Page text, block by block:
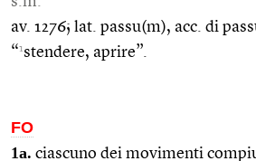
av. 1276; lat. passu(m), acc. di
“1stendere, aprire”.
FO
1a. ciascuno dei movimenti